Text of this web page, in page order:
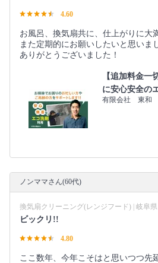
4.60
お風呂、換気扇共に、仕上がりに大
また定期的にお願いしたいと思いま
ありがとうございました！
【追加料金一
に安心安全の
有限会社 東和
ノンママさん(60代)
換気扇クリーニング(レンジフード) | 岐阜県
ビックリ!!
4.80
ここ数年、今年こそはと思いつつ先